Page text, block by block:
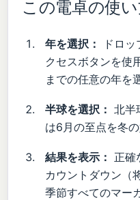
この電卓の使
年を選択：
ドロ
クセスボタンを使
までの任意の年を
半球を選択： 北半
は6月の至点を冬
結果を表示： 正確
カウントダウン（
季節すべてのマー